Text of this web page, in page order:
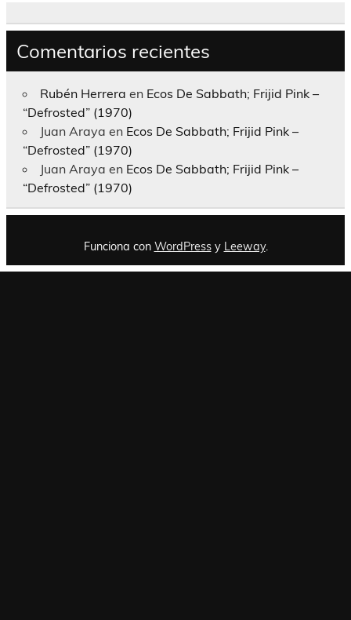
Comentarios recientes
Rubén Herrera en Ecos De Sabbath; Frijid Pink –
“Defrosted” (1970)
Juan Araya en Ecos De Sabbath; Frijid Pink –
“Defrosted” (1970)
Juan Araya en Ecos De Sabbath; Frijid Pink –
“Defrosted” (1970)
Funciona con WordPressy Leeway.